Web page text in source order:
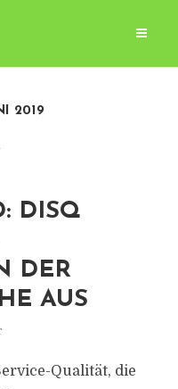
2019
DISQ
DER
AUS
Qualität, die